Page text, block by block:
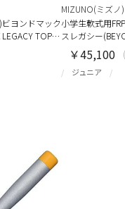
ヨンドマック
LEGACY TOP…
MIZUNO(ミズノ)
小学生軟式用
スレガシー
ジュニア
￥45,100